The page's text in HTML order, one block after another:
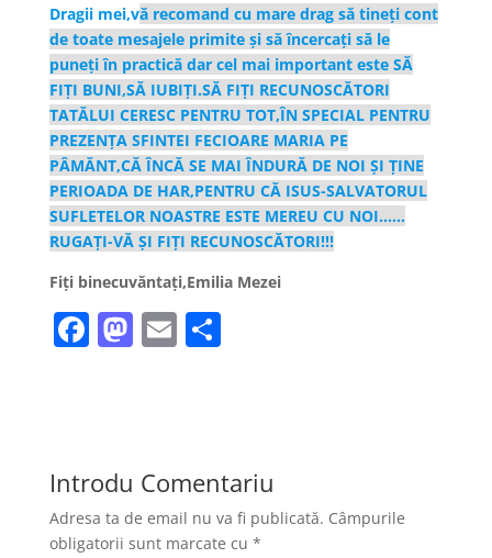
Dragii mei,vă recomand cu mare drag să tineți cont
de toate mesajele primite și să încercați să le
puneți în practică dar cel mai important este SĂ
FIȚI BUNI,SĂ IUBIȚI.SĂ FIȚI RECUNOSCĂTORI
TATĂLUI CERESC PENTRU TOT,ÎN SPECIAL PENTRU
PREZENȚA SFINTEI FECIOARE MARIA PE
PÂMĂNT,CĂ ÎNCĂ SE MAI ÎNDURĂ DE NOI ȘI ȚINE
PERIOADA DE HAR,PENTRU CĂ ISUS-SALVATORUL
SUFLETELOR NOASTRE ESTE MEREU CU NOI……
RUGAȚI-VĂ ȘI FIȚI RECUNOSCĂTORI!!!
Fiți binecuvăntați,Emilia Mezei
F
b
o
o
M
d
o
n
E P
a
z
ă
Introdu Comentariu
Adresa ta de email nu va fi publicată. Câmpurile
obligatorii sunt marcate cu *